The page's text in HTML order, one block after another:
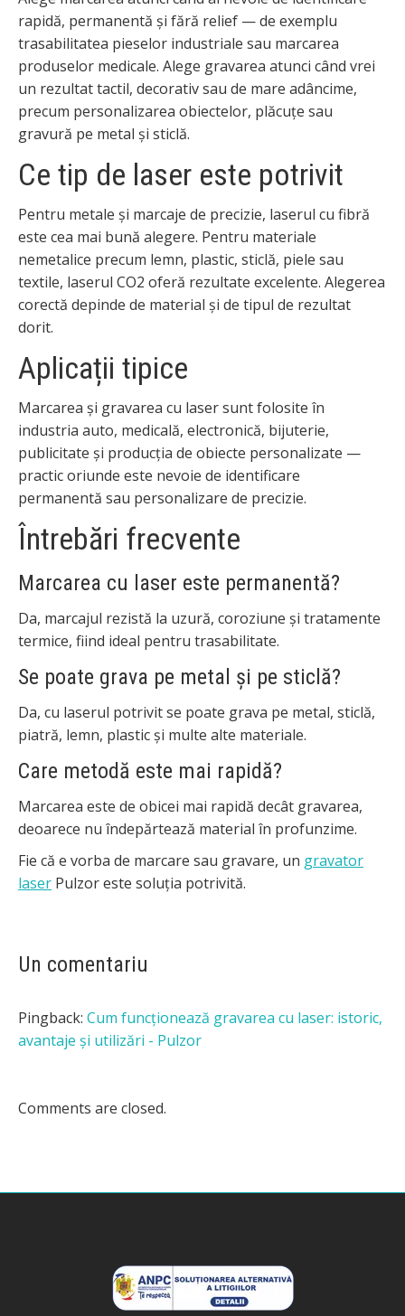
rapidă, permanentă și fără relief — de exemplu
trasabilitatea pieselor industriale sau marcarea
produselor medicale. Alege gravarea atunci când vrei
un rezultat tactil, decorativ sau de mare adâncime,
precum personalizarea obiectelor, plăcuțe sau
gravură pe metal și sticlă.
Ce tip de laser este potrivit
Pentru metale și marcaje de precizie, laserul cu fibră
este cea mai bună alegere. Pentru materiale
nemetalice precum lemn, plastic, sticlă, piele sau
textile, laserul CO2 oferă rezultate excelente. Alegerea
corectă depinde de material și de tipul de rezultat
dorit.
Aplicații tipice
Marcarea și gravarea cu laser sunt folosite în
industria auto, medicală, electronică, bijuterie,
publicitate și producția de obiecte personalizate —
practic oriunde este nevoie de identificare
permanentă sau personalizare de precizie.
Întrebări frecvente
Marcarea cu laser este permanentă?
Da, marcajul rezistă la uzură, coroziune și tratamente
termice, fiind ideal pentru trasabilitate.
Se poate grava pe metal și pe sticlă?
Da, cu laserul potrivit se poate grava pe metal, sticlă,
piatră, lemn, plastic și multe alte materiale.
Care metodă este mai rapidă?
Marcarea este de obicei mai rapidă decât gravarea,
deoarece nu îndepărtează material în profunzime.
Fie că e vorba de marcare sau gravare, un gravator
laser Pulzor este soluția potrivită.
Un comentariu
Pingback: Cum funcționează gravarea cu laser: istoric,
avantaje și utilizări - Pulzor
Comments are closed.